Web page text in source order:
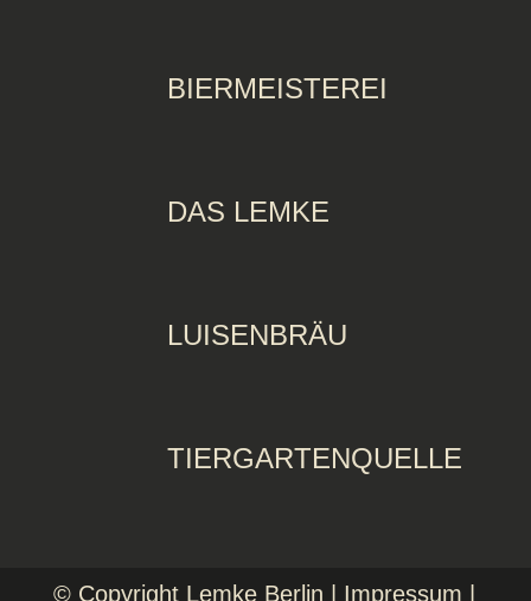
BIERMEISTEREI
DAS LEMKE
LUISENBRÄU
TIERGARTENQUELLE
© Copyright Lemke Berlin | Impressum